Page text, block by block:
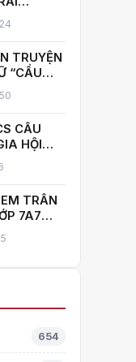
CÂU
CẦU
TRUYỆN
“CẦU
NỞ
LAN TOẢ
CẦU
HỘI
DẠY GIỎI
CƠ SỞ
TRẦN
7A7
THÁI
HUY
654